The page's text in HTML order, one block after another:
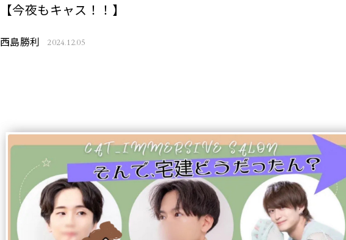
【今夜もキャス！！】
西島勝利 2024.12.05